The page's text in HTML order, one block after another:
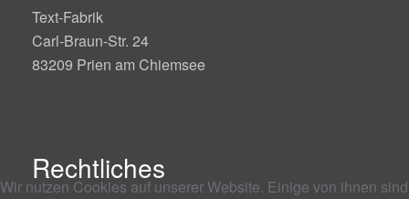
Text-Fabrik
Carl-Braun-Str. 24
83209 Prien am Chiemsee
Rechtliches
Wir nutzen Cookies auf unserer Website. Einige von ihnen sind